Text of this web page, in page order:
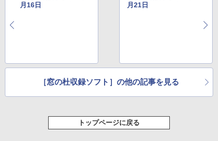
月16日
月21日
［窓の杜収録ソフト］の他の記事を見る
トップページに戻る